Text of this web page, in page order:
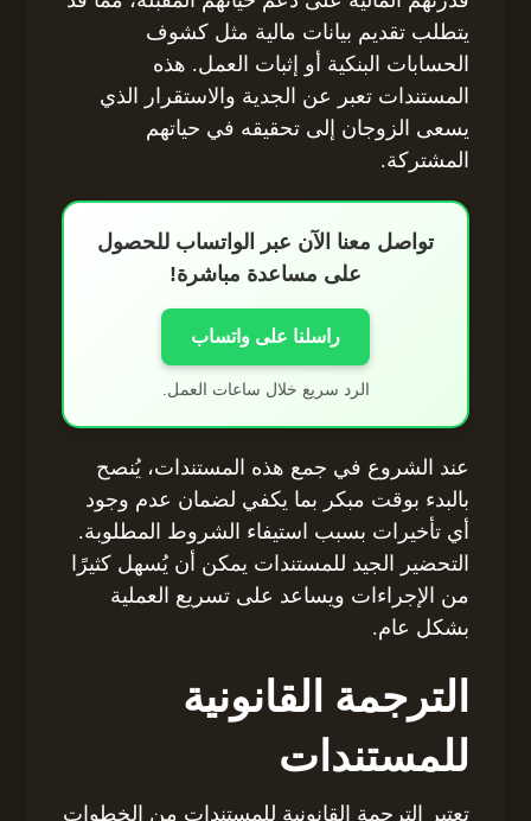
يتطلب تقديم بيانات مالية مثل كشوف
الحسابات البنكية أو إثبات العمل. هذه
المستندات تعبر عن الجدية والاستقرار الذي
يسعى الزوجان إلى تحقيقه في حياتهم
المشتركة.
تواصل معنا الآن عبر الواتساب للحصول
على مساعدة مباشرة!
راسلنا على واتساب
الرد سريع خلال ساعات العمل.
عند الشروع في جمع هذه المستندات، يُنصح
بالبدء بوقت مبكر بما يكفي لضمان عدم وجود
أي تأخيرات بسبب استيفاء الشروط المطلوبة.
التحضير الجيد للمستندات يمكن أن يُسهل كثيرًا
من الإجراءات ويساعد على تسريع العملية
بشكل عام.
الترجمة القانونية
للمستندات
تعتبر الترجمة القانونية للمستندات من الخطوات